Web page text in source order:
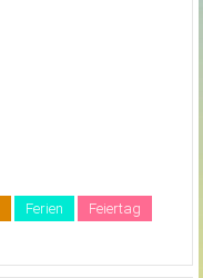
Ferien
Feiertag